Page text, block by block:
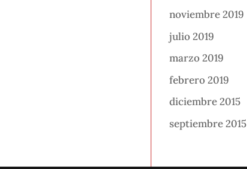
noviembre 2019
julio 2019
marzo 2019
febrero 2019
diciembre 2015
septiembre 2015